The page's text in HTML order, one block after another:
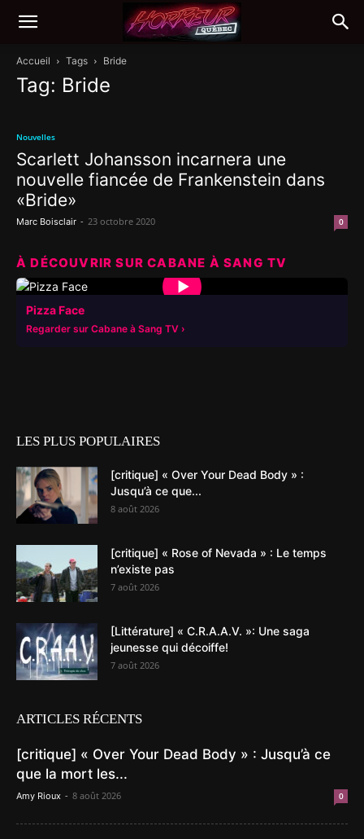
Accueil Tags Bride
Tag: Bride
Nouvelles
Scarlett Johansson incarnera une
nouvelle fiancée de Frankenstein dans
«Bride»
Marc Boisclair - 23 octobre 2020 0
À DÉCOUVRIR SUR CABANE À SANG TV
▶
Pizza Face
Regarder sur Cabane à Sang TV
LES PLUS POPULAIRES
[critique] « Over Your Dead Body » :
Jusqu’à ce que...
8 août 2026
[critique] « Rose of Nevada » : Le temps
n’existe pas
7 août 2026
[Littérature] « C.R.A.A.V. »: Une saga
jeunesse qui décoiffe!
7 août 2026
ARTICLES RÉCENTS
[critique] « Over Your Dead Body » : Jusqu’à ce
que la mort les...
Amy Rioux - 8 août 2026 0